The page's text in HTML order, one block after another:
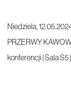
Niedziela,
PRZERWY
konferencji | Sala S5